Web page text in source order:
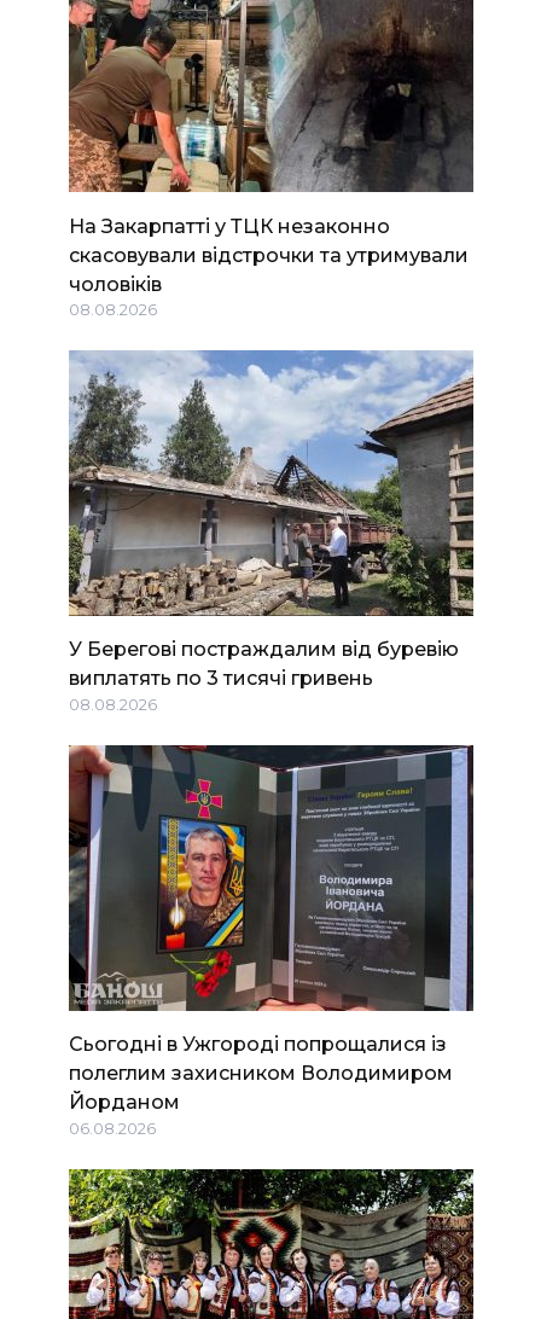
На Закарпатті у ТЦК незаконно
скасовували відстрочки та утримували
чоловіків
08.08.2026
У Берегові постраждалим від буревію
виплатять по 3 тисячі гривень
08.08.2026
Сьогодні в Ужгороді попрощалися із
полеглим захисником Володимиром
Йорданом
06.08.2026